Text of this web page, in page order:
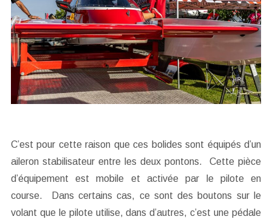
C’est pour cette raison que ces bolides sont équipés d’un
aileron stabilisateur entre les deux pontons. Cette pièce
d’équipement est mobile et activée par le pilote en
course. Dans certains cas, ce sont des boutons sur le
volant que le pilote utilise, dans d’autres, c’est une pédale